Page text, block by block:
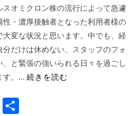
オミクロン株の流行によって急遽
性・濃厚接触者となった利用者様の
変な状況と思います。中でも、経
だけは休めない、スタッフのフォ
と緊張の強いられる日々を過ごし
す。... 続きを読む
E